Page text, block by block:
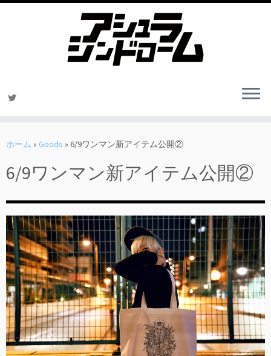
ン
ン
ツ
キ
ッ
プ
ホーム » Goods » 6/9ワンマン新アイテム公開②
6/9ワンマン新アイテム公開②